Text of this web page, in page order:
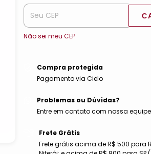
Não sei meu CEP
Compra protegida
Pagamento via Cielo
Problemas ou Dúvidas?
Entre em contato com nossa
Frete Grátis
Frete grátis acima de R$ 500 para